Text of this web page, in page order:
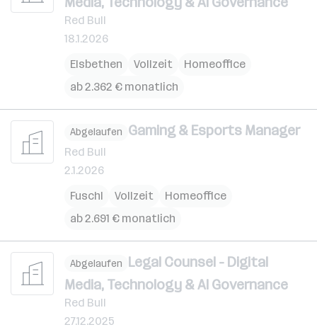
Red Bull
18.1.2026
Elsbethen
Vollzeit
Homeoffice
ab 2.362 € monatlich
Abgelaufen Gaming & Esports Manager
Red Bull
2.1.2026
Fuschl
Vollzeit
Homeoffice
ab 2.691 € monatlich
Abgelaufen Legal Counsel - Digital
Media, Technology & AI Governance
Red Bull
27.12.2025